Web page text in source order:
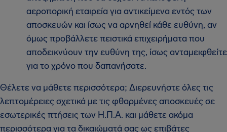
αεροπορική εταιρεία για αντικείμενα εντός των
αποσκευών και ίσως να αρνηθεί κάθε ευθύνη, αν
όμως προβάλλετε πειστικά επιχειρήματα που
αποδεικνύουν την ευθύνη της, ίσως ανταμειφθείτε
για το χρόνο που δαπανήσατε.
Θέλετε να μάθετε περισσότερα; Διερευνήστε όλες τις
λεπτομέρειες σχετικά με τις φθαρμένες αποσκευές σε
εσωτερικές πτήσεις των Η.Π.Α. και μάθετε ακόμα
περισσότερα για τα δικαιώματά σας ως επιβάτες